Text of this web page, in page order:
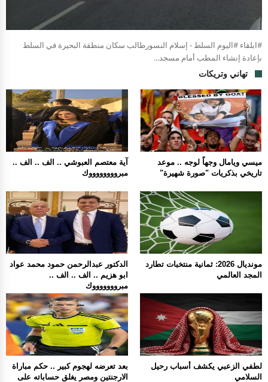
#ابلقاء #اليوم السلط - إسلام النسورطالب سكان منطقة البحيرة في السلط
بإعادة إنشاء المطب أمام مسجد...
تهاني وتريكات
آية معتصم العبوشي .. الف .. الف ..
مبرووووووووك
ميسي ويامال وجهاً لوجه .. موعد
تاريخي بذكريات "صورة شهيرة"
الدكتور عبدالرحمن حمود محمد عواد
ابو هزيم .. الف .. الف ..
مبروووووووك
مونديال 2026: ثمانية منتخبات تطارد
المجد العالمي
بعد تعرضه لهجوم كبير .. حكم مباراة
الارجنتين ومصر يغلق حساباته على
لطفي الزعبي يكشف أسباب رحيل
السلامي